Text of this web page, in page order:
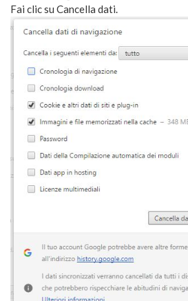
Fai clic su Cancella dati.